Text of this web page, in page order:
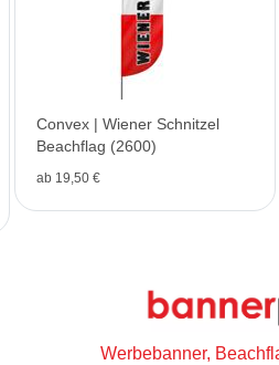
Convex | Wiener Schnitzel
Beachflag (2600)
ab 19,50 €
Werbebanner,